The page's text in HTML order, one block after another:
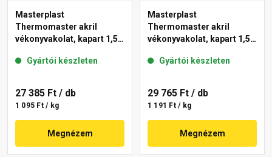
Masterplast
Thermomaster akril
vékonyvakolat, kapart 1,5
Gyártói készleten
27 385 Ft / db
1 095 Ft / kg
Megnézem
Masterplast
Thermomaster akril
vékonyvakolat, kapart 1,5
Gyártói készleten
29 765 Ft / db
1 191 Ft / kg
Megnézem